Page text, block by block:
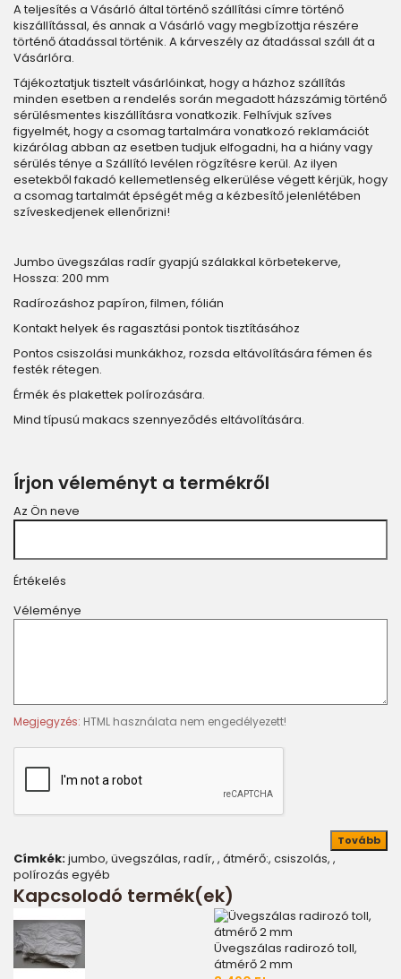
A teljesítés a Vásárló által történő szállítási címre történő
kiszállítással, és annak a Vásárló vagy megbízottja részére
történő átadással történik. A kárveszély az átadással száll át a
Vásárlóra.
Tájékoztatjuk tisztelt vásárlóinkat, hogy a házhoz szállítás
minden esetben a rendelés során megadott házszámig történő
sérülésmentes kiszállításra vonatkozik. Felhívjuk szíves
figyelmét, hogy a csomag tartalmára vonatkozó reklamációt
kizárólag abban az esetben tudjuk elfogadni, ha a hiány vagy
sérülés ténye a Szállító levélen rögzítésre kerül. Az ilyen
esetekből fakadó kellemetlenség elkerülése végett kérjük, hogy
a csomag tartalmát épségét még a kézbesítő jelenlétében
szíveskedjenek ellenőrizni!
Jumbo üvegszálas radír gyapjú szálakkal körbetekerve,
Hossza: 200 mm
Radírozáshoz papíron, filmen, fólián
Kontakt helyek és ragasztási pontok tisztításához
Pontos csiszolási munkákhoz, rozsda eltávolítására fémen és
festék rétegen.
Érmék és plakettek polírozására.
Mind típusú makacs szennyeződés eltávolítására.
Írjon véleményt a termékről
Az Ön neve
Értékelés
Véleménye
Megjegyzés: HTML használata nem engedélyezett!
Tovább
Címkék:jumbo, üvegszálas, radír, , átmérő:, csiszolás, ,
polírozás egyéb
Kapcsolodó termék(ek)
Üvegszálas radirozó toll,
átmérő 2 mm